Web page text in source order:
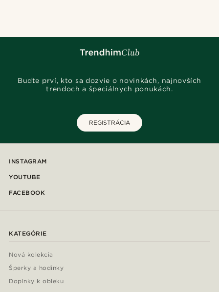
Buďte prví, kto sa dozvie o novinkách, najnovších
trendoch a špeciálnych ponukách.
REGISTRÁCIA
INSTAGRAM
YOUTUBE
FACEBOOK
KATEGÓRIE
Nová kolekcia
Šperky a hodinky
Doplnky k obleku